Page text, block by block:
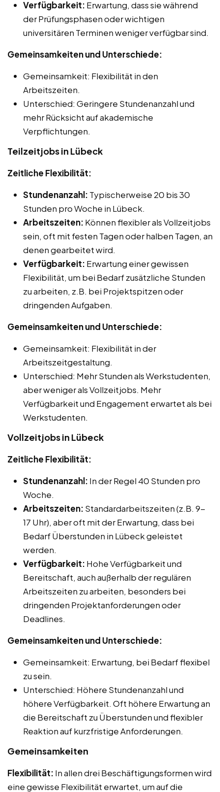
Verfügbarkeit: Erwartung, dass sie während
der Prüfungsphasen oder wichtigen
universitären Terminen weniger verfügbar sind.
Gemeinsamkeiten und Unterschiede:
Gemeinsamkeit: Flexibilität in den
Arbeitszeiten.
Unterschied: Geringere Stundenanzahl und
mehr Rücksicht auf akademische
Verpflichtungen.
Teilzeitjobs in Lübeck
Zeitliche Flexibilität:
Stundenanzahl: Typischerweise 20 bis 30
Stunden pro Woche in Lübeck.
Arbeitszeiten: Können flexibler als Vollzeitjobs
sein, oft mit festen Tagen oder halben Tagen, an
denen gearbeitet wird.
Verfügbarkeit: Erwartung einer gewissen
Flexibilität, um bei Bedarf zusätzliche Stunden
zu arbeiten, z.B. bei Projektspitzen oder
dringenden Aufgaben.
Gemeinsamkeiten und Unterschiede:
Gemeinsamkeit: Flexibilität in der
Arbeitszeitgestaltung.
Unterschied: Mehr Stunden als Werkstudenten,
aber weniger als Vollzeitjobs. Mehr
Verfügbarkeit und Engagement erwartet als bei
Werkstudenten.
Vollzeitjobs in Lübeck
Zeitliche Flexibilität:
Stundenanzahl: In der Regel 40 Stunden pro
Woche.
Arbeitszeiten: Standardarbeitszeiten (z.B. 9-
17 Uhr), aber oft mit der Erwartung, dass bei
Bedarf Überstunden in Lübeck geleistet
werden.
Verfügbarkeit: Hohe Verfügbarkeit und
Bereitschaft, auch außerhalb der regulären
Arbeitszeiten zu arbeiten, besonders bei
dringenden Projektanforderungen oder
Deadlines.
Gemeinsamkeiten und Unterschiede:
Gemeinsamkeit: Erwartung, bei Bedarf flexibel
zu sein.
Unterschied: Höhere Stundenanzahl und
höhere Verfügbarkeit. Oft höhere Erwartung an
die Bereitschaft zu Überstunden und flexibler
Reaktion auf kurzfristige Anforderungen.
Gemeinsamkeiten
Flexibilität: In allen drei Beschäftigungsformen wird
eine gewisse Flexibilität erwartet, um auf die